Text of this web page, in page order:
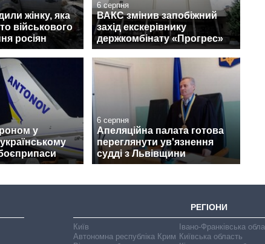
жінку, яка
військового
росіян
6 серпня
ВАКС змінив запобіжний
захід екскерівнику
держкомбінату «Прогрес»
у
6 серпня
Апеляційна палата готова
переглянути ув'язнення
судді з Львівщини
РЕГІОНИ
Київ
Автономна республіка Крим
Івано-Франківська
Київська область